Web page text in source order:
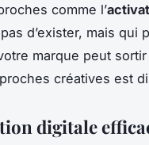
comme l’
d’exister, mais qui
marque peut
créatives est
digitale